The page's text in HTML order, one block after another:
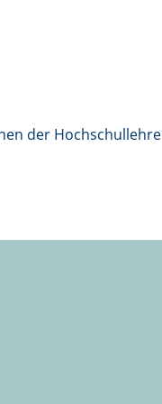
der Hochschullehre